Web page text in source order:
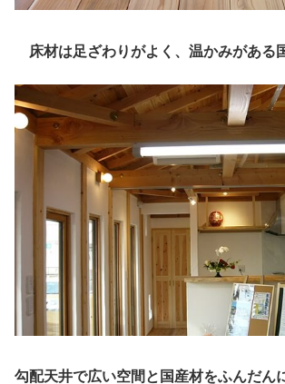
床材は足ざわりがよく、温かみがある
勾配天井で広い空間と国産材をふんだん